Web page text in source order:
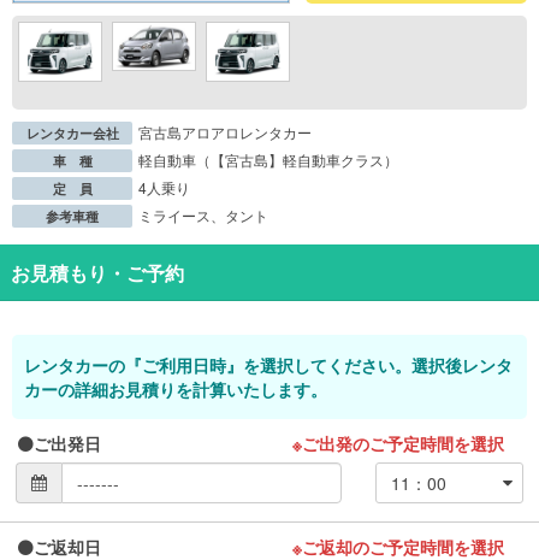
レンタカー会社 宮古島アロアロレンタカー
車 種 軽自動車（【宮古島】軽自動車クラス）
定 員 4人乗り
参考車種 ミライース、タント
お見積もり・ご予約
レンタカーの『ご利用日時』を選択してください。選択後レンタ
カーの詳細お見積りを計算いたします。
ご出発日 ※ご出発のご予定時間を選択
ご返却日 ※ご返却のご予定時間を選択